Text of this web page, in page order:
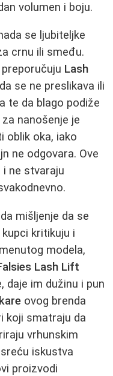
volumen i boju.
se ljubiteljke
crnu ili smeđu.
Lash
se ne preslikava ili
te da blago podiže
nanošenje je
oblik oka, iako
ne odgovara. Ove
i ne stvaraju
mišljenje da se
kritikuju i
modela,
Lash Lift
daje im dužinu i pun
ovog brenda
koji smatraju da
vrhunskim
iskustva
proizvodi